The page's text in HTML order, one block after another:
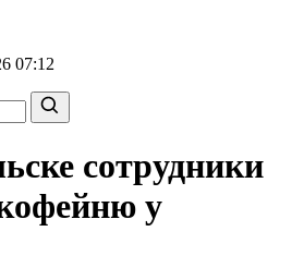
07:12
сотрудники
у